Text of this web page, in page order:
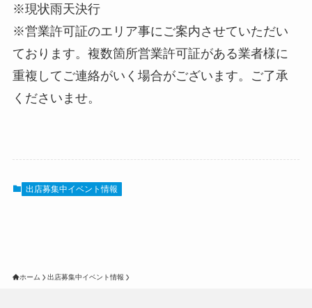
※現状雨天決行
※営業許可証のエリア事にご案内させていただい
ております。複数箇所営業許可証がある業者様に
重複してご連絡がいく場合がございます。ご了承
くださいませ。
出店募集中イベント情報
ホーム 出店募集中イベント情報